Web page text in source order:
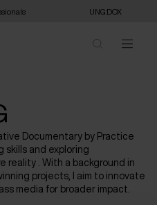
UNG:DOX
Documentary by Practice
skills and exploring
reality . With a background in
projects, I aim to innovate
media for broader impact.